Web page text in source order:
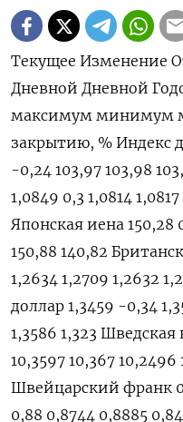
Текущее Изменение
Дневной Дневной
максимум минимум
закрытию, % Индекс
-0,24 103,97 103,98
1,0849 0,3 1,0814
Японская иена 150,28
150,88 140,82
1,2634 1,2709 1,2632
доллар 1,3459 -0,34
1,3586 1,323 Шведская
10,3597 10,367 10,2496
Швейцарский франк
0,88 0,8744 0,8885